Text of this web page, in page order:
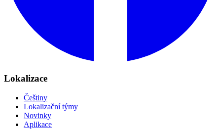
Lokalizace
Češtiny
Lokalizační týmy
Novinky
Aplikace